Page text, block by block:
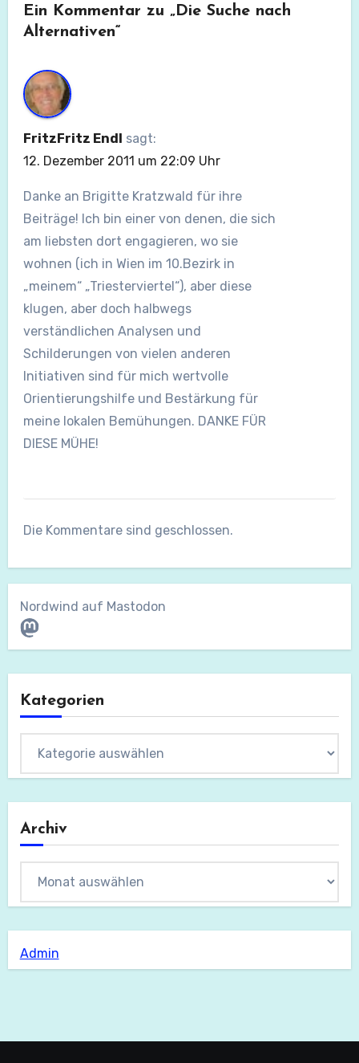
Ein Kommentar zu „Die Suche nach
Alternativen“
FritzFritz Endl sagt:
12. Dezember 2011 um 22:09 Uhr
Danke an Brigitte Kratzwald für ihre
Beiträge! Ich bin einer von denen, die sich
am liebsten dort engagieren, wo sie
wohnen (ich in Wien im 10.Bezirk in
„meinem“ „Triesterviertel“), aber diese
klugen, aber doch halbwegs
verständlichen Analysen und
Schilderungen von vielen anderen
Initiativen sind für mich wertvolle
Orientierungshilfe und Bestärkung für
meine lokalen Bemühungen. DANKE FÜR
DIESE MÜHE!
Die Kommentare sind geschlossen.
Nordwind auf Mastodon
Mastodon
Kategorien
Archiv
Admin